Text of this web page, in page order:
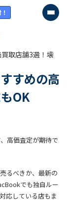
取店舗3選！壊れ
すめの高
OK
高価査定が期待で
るべきか、最新の
でも独自ルー
応している店もま